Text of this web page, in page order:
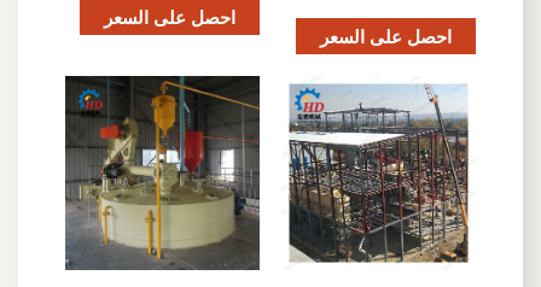
احصل على السعر
احصل على السعر